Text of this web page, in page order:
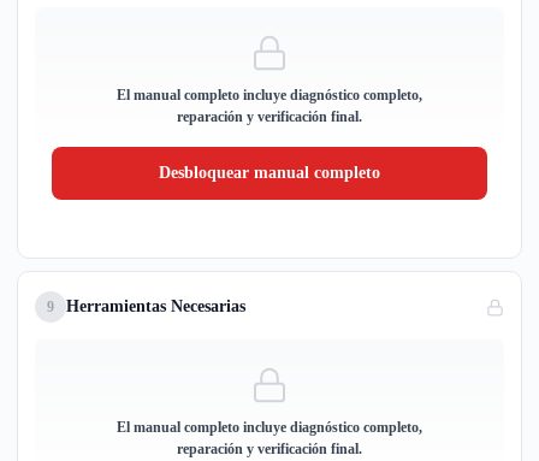
El manual completo incluye diagnóstico completo,
reparación y verificación final.
Desbloquear manual completo
9 Herramientas Necesarias
El manual completo incluye diagnóstico completo,
reparación y verificación final.